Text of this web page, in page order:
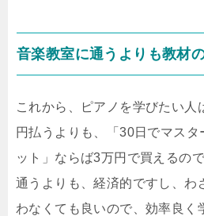
音楽教室に通うよりも教材
これから、ピアノを学びたい人
円払うよりも、「30日でマス
ット」ならば3万円で買えるの
通うよりも、経済的ですし、わ
わなくても良いので、効率良く